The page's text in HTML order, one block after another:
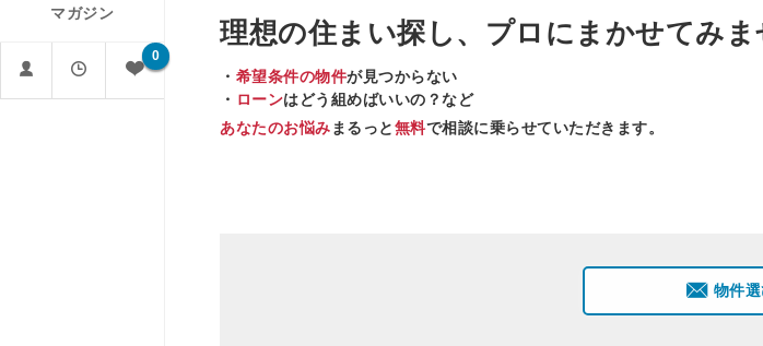
マガジン
0
理想の住まい探し、 プロ にまかせてみま
・ 希望条件の物件が見つからない
・ ローンはどう組めばいいの？など
あなたのお悩み まるっと無料で相談に乗らせていただきます。
物件